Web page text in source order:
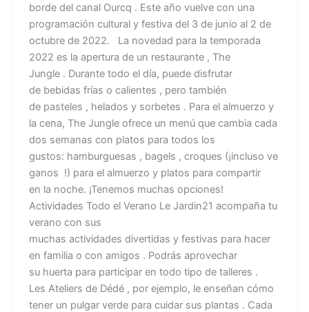
borde del canal Ourcq . Este año vuelve con una
programación cultural y festiva del 3 de junio al 2 de
octubre de 2022. La novedad para la temporada
2022 es la apertura de un restaurante , The
Jungle . Durante todo el día, puede disfrutar
de bebidas frías o calientes , pero también
de pasteles , helados y sorbetes . Para el almuerzo y
la cena, The Jungle ofrece un menú que cambia cada
dos semanas con platos para todos los
gustos: hamburguesas , bagels , croques (¡incluso ve
ganos !) para el almuerzo y platos para compartir
en la noche. ¡Tenemos muchas opciones!
Actividades Todo el Verano Le Jardin21 acompaña tu
verano con sus
muchas actividades divertidas y festivas para hacer
en familia o con amigos . Podrás aprovechar
su huerta para participar en todo tipo de talleres .
Les Ateliers de Dédé , por ejemplo, le enseñan cómo
tener un pulgar verde para cuidar sus plantas . Cada